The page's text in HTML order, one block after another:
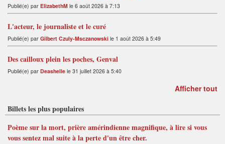
Publié(e) par ElizabethM le 6 août 2026 à 7:13
L'acteur, le journaliste et le curé
Publié(e) par Gilbert Czuly-Msczanowski le 1 août 2026 à 5:49
Des cailloux plein les poches, Genval
Publié(e) par Deashelle le 31 juillet 2026 à 5:40
Afficher tout
Billets les plus populaires
Poème sur la mort, prière amérindienne magnifique, à lire si vous
vous sentez mal suite à la perte d'un être cher.